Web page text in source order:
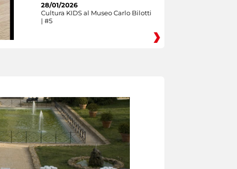
28/01/2026
Cultura KIDS al Museo Carlo Bilotti
| #5